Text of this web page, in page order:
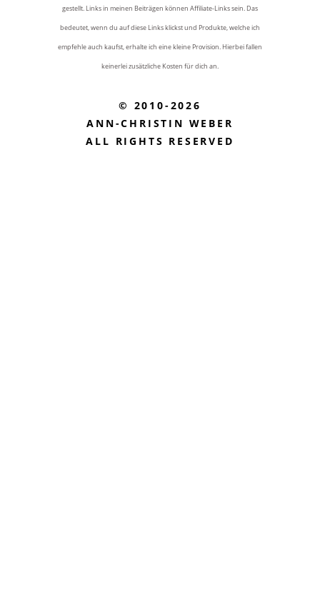
gestellt. Links in meinen Beiträgen können Affiliate-Links sein. Das
bedeutet, wenn du auf diese Links klickst und Produkte, welche ich
empfehle auch kaufst, erhalte ich eine kleine Provision. Hierbei fallen
keinerlei zusätzliche Kosten für dich an.
© 2010-2026
ANN-CHRISTIN WEBER
ALL RIGHTS RESERVED